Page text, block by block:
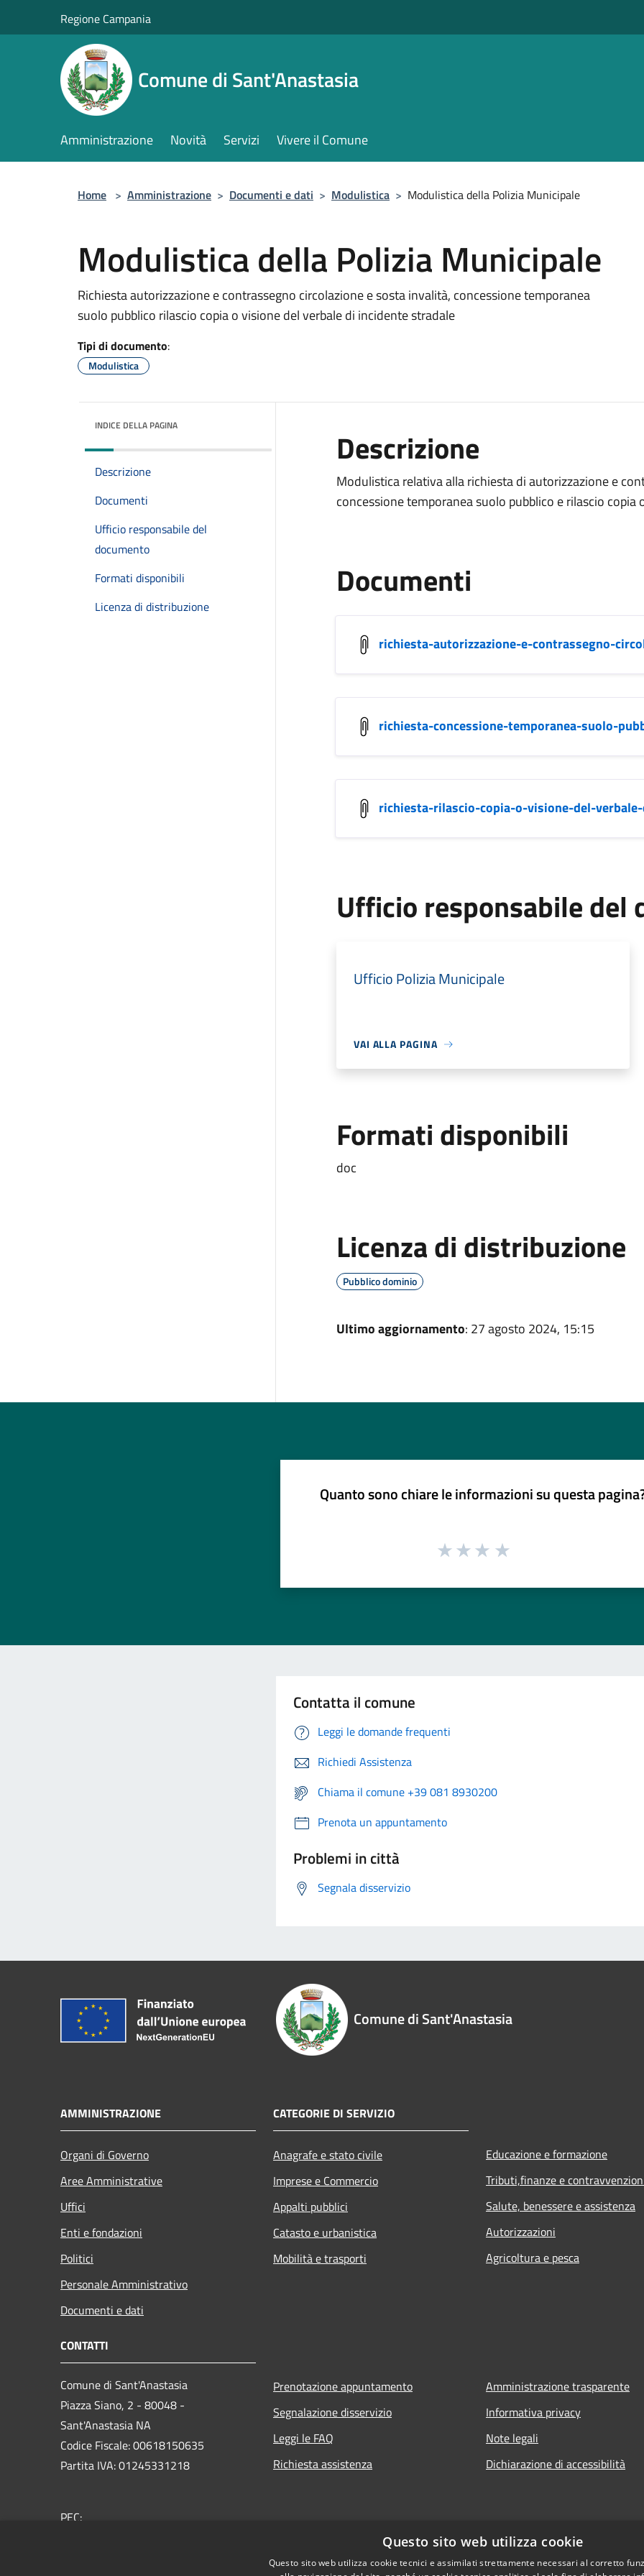
Regione Campania
Comune di Sant'Anastasia
Amministrazione Novità Servizi Vivere il Comune
Home > Amministrazione > Documenti e dati > Modulistica > Modulistica della Polizia Municipale
Modulistica della Polizia Municipale
Richiesta autorizzazione e contrassegno circolazione e sosta invalità, concessione temporanea
suolo pubblico rilascio copia o visione del verbale di incidente stradale
Tipi di documento:
Modulistica
INDICE DELLA PAGINA
Descrizione
Documenti
Ufficio responsabile del
documento
Formati disponibili
Licenza di distribuzione
Descrizione
Modulistica relativa alla richiesta di autorizzazione e
concessione temporanea suolo pubblico e rilascio
Documenti
richiesta-autorizzazione-e-contrassegno-
richiesta-concessione-temporanea-suolo-
richiesta-rilascio-copia-o-visione-del-
Ufficio responsabile del
Ufficio Polizia Municipale
VAI ALLA PAGINA
Formati disponibili
doc
Licenza di distribuzione
Pubblico dominio
Ultimo aggiornamento: 27 agosto 2024, 15:15
Quanto sono chiare le informazioni su questa
Contatta il comune
Leggi le domande frequenti
Richiedi Assistenza
Chiama il comune +39 081 8930200
Prenota un appuntamento
Problemi in città
Segnala disservizio
Comune di Sant'Anastasia
AMMINISTRAZIONE
Organi di Governo
Aree Amministrative
Uffici
Enti e fondazioni
Politici
Personale Amministrativo
Documenti e dati
CATEGORIE DI SERVIZIO
Anagrafe e stato civile
Imprese e Commercio
Appalti pubblici
Catasto e urbanistica
Mobilità e trasporti
Educazione e formazione
Tributi,finanze e
Salute, benessere e assistenza
Autorizzazioni
Agricoltura e pesca
CONTATTI
Comune di Sant'Anastasia
Piazza Siano, 2 - 80048 -
Sant'Anastasia NA
Codice Fiscale: 00618150635
Partita IVA: 01245331218
PEC:
Prenotazione appuntamento
Segnalazione disservizio
Leggi le FAQ
Richiesta assistenza
Amministrazione trasparente
Informativa privacy
Note legali
Dichiarazione di accessibilità
Questo sito web utilizza cookie
Questo sito web utilizza cookie tecnici e assimilati strettamente necessari al corretto